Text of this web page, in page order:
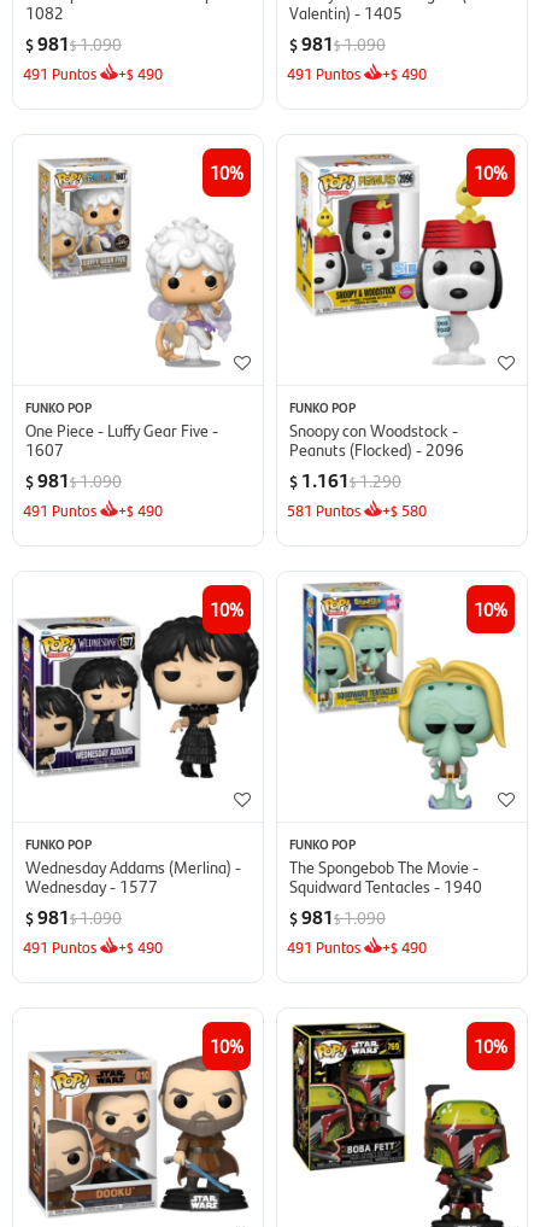
1082
$981$1.090
491 Puntos +$490
Valentin) - 1405
$981$1.090
491 Puntos +$490
10
FUNKO POP
One Piece - Luffy Gear Five -
1607
$981$1.090
491 Puntos +$490
10
FUNKO POP
Snoopy con Woodstock -
Peanuts (Flocked) - 2096
$ 1.161$1.290
581 Puntos +$580
10
FUNKO POP
Wednesday Addams (Merlina) -
Wednesday - 1577
$981$1.090
491 Puntos +$490
10
FUNKO POP
The Spongebob The Movie -
Squidward Tentacles - 1940
$981$1.090
491 Puntos +$490
10 10